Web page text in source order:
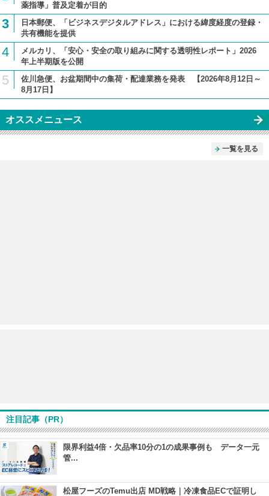
薬指導」普及定着が目的
3
日本郵便、「ビジネスデジタルアドレス」における緯度経度の登録・
共有機能を提供
4
メルカリ、「安心・安全の取り組みに関する透明性レポート」2026
年上半期版を公開
5
佐川急便、お盆期間中の集荷・配達業務を発表 【2026年8月12日～
8月17日】
オススメニュース
一覧を見る
注目記事（PR）
限界利益4倍・欠品率10分の1の成果事例も データ一元
管...
松屋フーズのTemu出店 MD戦略｜冷凍食品ECで証明し